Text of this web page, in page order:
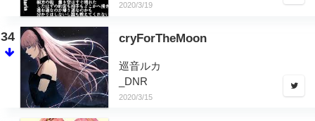
2020/3/19
34 cryForTheMoon
巡音ルカ
_DNR
2020/3/15